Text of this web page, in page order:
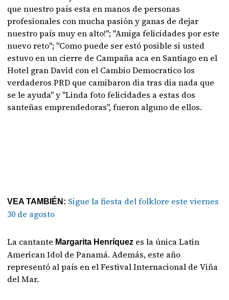
que nuestro país esta en manos de personas
profesionales con mucha pasión y ganas de dejar
nuestro país muy en alto!"; "Amiga felicidades por este
nuevo reto"; "Como puede ser estó posible si usted
estuvo en un cierre de Campaña aca en Santiago en el
Hotel gran David con el Cambio Democratico los
verdaderos PRD que camibaron dia tras dia nada que
se le ayuda" y "Linda foto felicidades a estas dos
santeñas emprendedoras", fueron alguno de ellos.
VEA TAMBIÉN: Sigue la fiesta del folklore este viernes
30 de agosto
La cantante Margarita Henríquez es la única Latin
American Idol de Panamá. Además, este año
representó al país en el Festival Internacional de Viña
del Mar.